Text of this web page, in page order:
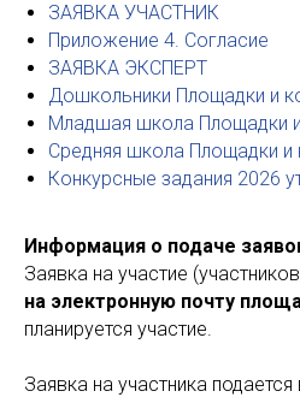
ЗАЯВКА УЧАСТНИК
Приложение 4. Согласие
ЗАЯВКА ЭКСПЕРТ
Дошкольники Площадки и
Младшая школа Площадки
Средняя школа Площадки и
Конкурсные задания 2026
Информация о подаче
Заявка на участие
на электронную почту
планируется участие.
Заявка на участника